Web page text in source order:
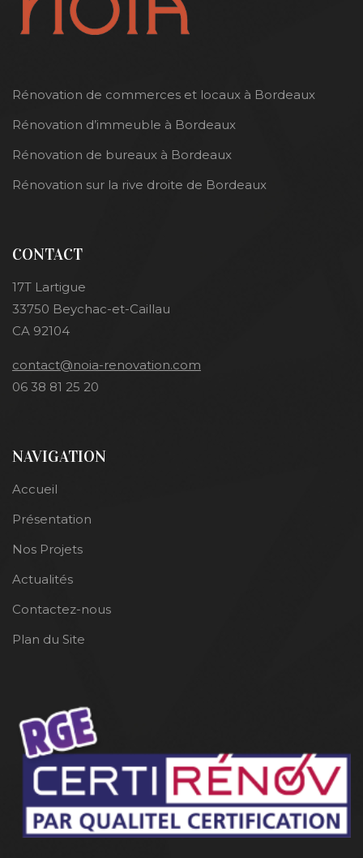
Rénovation de commerces et locaux à Bordeaux
Rénovation d’immeuble à Bordeaux
Rénovation de bureaux à Bordeaux
Rénovation sur la rive droite de Bordeaux
CONTACT
17T Lartigue
33750 Beychac-et-Caillau
CA 92104
contact@noia-renovation.com
06 38 81 25 20
NAVIGATION
Accueil
Présentation
Nos Projets
Actualités
Contactez-nous
Plan du Site